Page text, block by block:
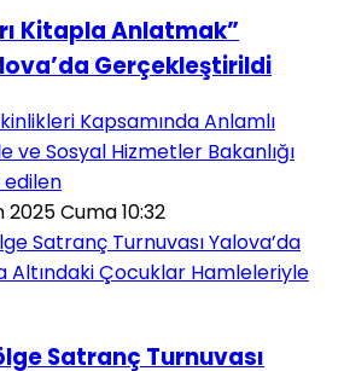
Kitapla Anlatmak”
Gerçekleştirildi
Kapsamında Anlamlı
ve Sosyal Hizmetler Bakanlığı
edilen
2025 Cuma 10:32
Satranç Turnuvası